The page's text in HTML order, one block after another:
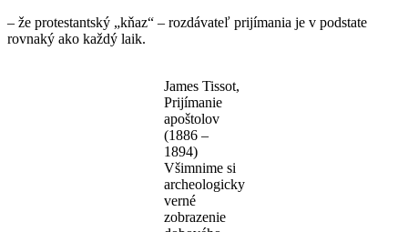
– že protestantský „kňaz“ – rozdávateľ prijímania je v podstate
rovnaký ako každý laik.
James Tissot,
Prijímanie
apoštolov
(1886 –
1894)
Všimnime si
archeologicky
verné
zobrazenie